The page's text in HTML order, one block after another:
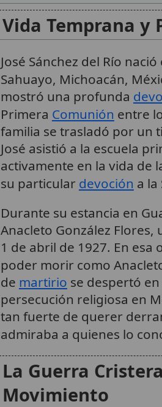
Vida Temprana y
José Sánchez del Río
Sahuayo, Michoacán,
mostró una profunda
Primera Comunión entre
familia se trasladó por un
José asistió a la escuela
activamente en la vida de
su particular devoción a la
Durante su estancia en
Anacleto González
1 de abril de 1927. En esa
poder morir como
de martirio se despertó
persecución religiosa en
tan fuerte de querer
admiraba a quienes lo
La Guerra
Movimiento